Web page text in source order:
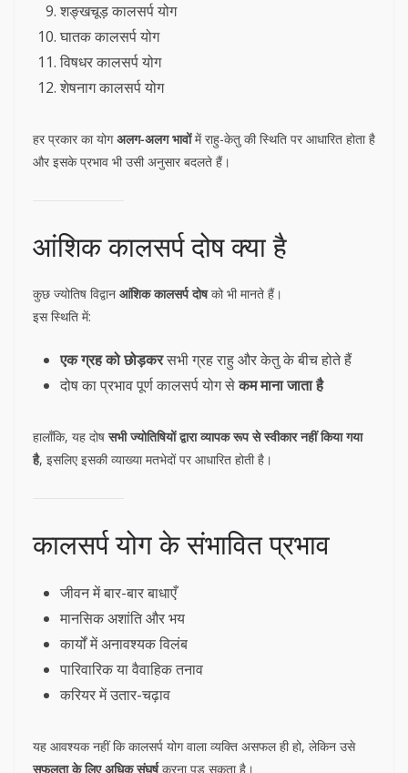
शङ्खचूड़ कालसर्प योग
घातक कालसर्प योग
विषधर कालसर्प योग
शेषनाग कालसर्प योग
हर प्रकार का योगअलग-अलग भावोंमें राहु-केतु की स्थिति पर आधारित होता है
और इसके प्रभाव भी उसी अनुसार बदलते हैं।
आंशिक कालसर्प दोष क्या है
कुछ ज्योतिष विद्वान आंशिक कालसर्प दोषको भी मानते हैं।
इस स्थिति में:
एक ग्रह को छोड़करसभी ग्रह राहु और केतु के बीच होते हैं
दोष का प्रभाव पूर्ण कालसर्प योग सेकम माना जाता है
हालाँकि, यह दोषसभी ज्योतिषियों द्वारा व्यापक रूप से स्वीकार नहीं किया गया
है, इसलिए इसकी व्याख्या मतभेदों पर आधारित होती है।
कालसर्प योग के संभावित प्रभाव
जीवन में बार-बार बाधाएँ
मानसिक अशांति और भय
कार्यों में अनावश्यक विलंब
पारिवारिक या वैवाहिक तनाव
करियर में उतार-चढ़ाव
यह आवश्यक नहीं कि कालसर्प योग वाला व्यक्ति असफल ही हो, लेकिन उसे
सफलता के लिए अधिक संघर्षकरना पड़ सकता है।